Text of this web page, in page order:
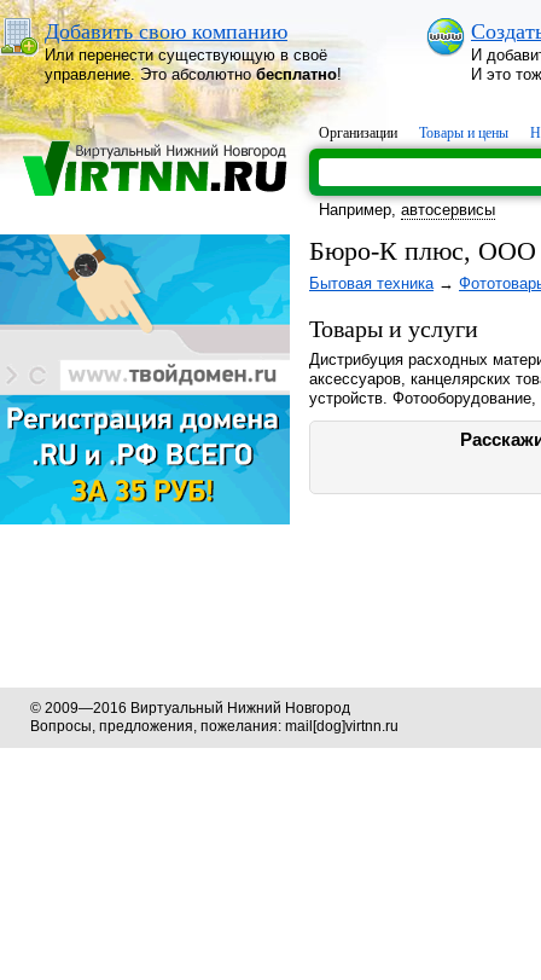
Добавить свою компанию
Или перенести существующую в своё
управление. Это абсолютнобесплатно!
И
И это
Организации Товары и цены
Например, автосервисы
Бюро-К плюс, ООО
Бытовая техника→
Товары и услуги
Дистрибуция расходных
аксессуаров, канцелярских
устройств.
© 2009—2016 Виртуальный Нижний Новгород
Вопросы, предложения, пожелания: mail[dog]virtnn.ru